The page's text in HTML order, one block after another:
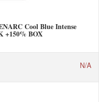
Cool Blue Intense
+150% BOX
N/A